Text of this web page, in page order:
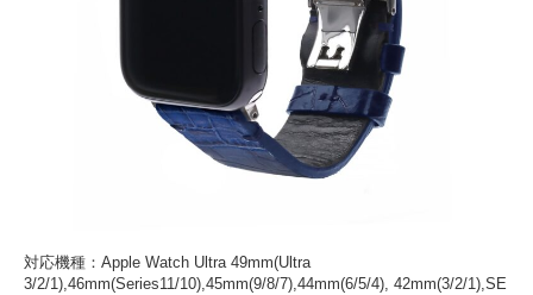
対応機種：Apple Watch Ultra 49mm(Ultra
3/2/1),46mm(Series11/10),45mm(9/8/7),44mm(6/5/4), 42mm(3/2/1),SE